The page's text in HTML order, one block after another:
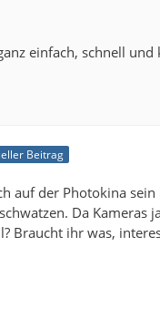
einfach, schnell
Beitrag
auf der Photokina
Da
Braucht ihr was,